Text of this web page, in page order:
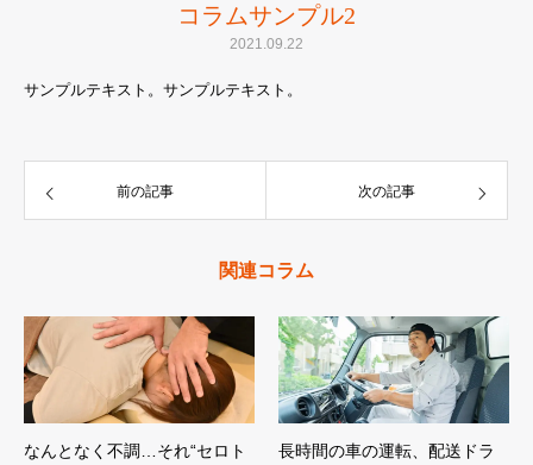
コラムサンプル2
2021.09.22
サンプルテキスト。サンプルテキスト。
前の記事 次の記事
関連コラム
なんとなく不調…それ“セロト
長時間の車の運転、配送ドラ